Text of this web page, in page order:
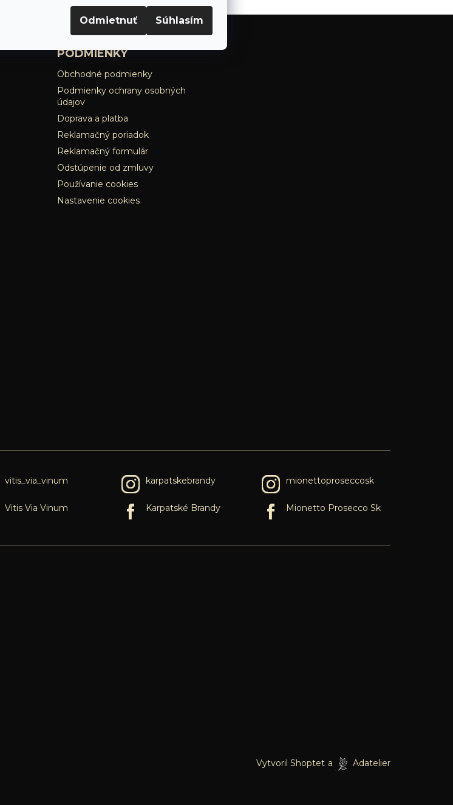
Odmietnuť Súhlasím
PODMIENKY
Obchodné podmienky
Podmienky ochrany osobných
údajov
Doprava a platba
Reklamačný poriadok
Reklamačný formulár
Odstúpenie od zmluvy
Používanie cookies
Nastavenie cookies
vitis_via_vinum
Vitis Via Vinum
karpatskebrandy
Karpatské Brandy
mionettoproseccosk
Mionetto Prosecco Sk
Vytvoril Shoptet a Adatelier